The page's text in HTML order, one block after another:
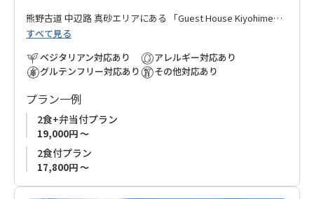
熊野古道 中辺路 真砂エリアにある 「Guest House Kiyohime」
オーナーが運営する別館です。
「Guest House Kiyohime 」 本館からは徒歩1分の好立地、団体
など大人数で本館・別館に分かれてのご宿泊にも対応可能。
熊野古道歩きのお客様だけでなく、長期滞在の方にも安心して
ご宿泊いただけるよう、お食事の提供はもちろん、ご希望のお
客様は共用キッチンもご利用いただけます。
すべて見る
ベジタリアン対応あり
グルテンフリー対応あり
アレルギー対応あり
その他対応あり
プラン一例
2食+弁当付プラン
19,000円 ～
2食付プラン
17,800円 ～